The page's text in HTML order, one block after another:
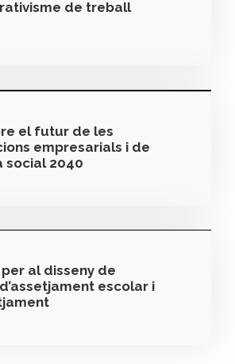
de treball
el futur de les
empresarials i de
social 2040
al disseny de
escolar i